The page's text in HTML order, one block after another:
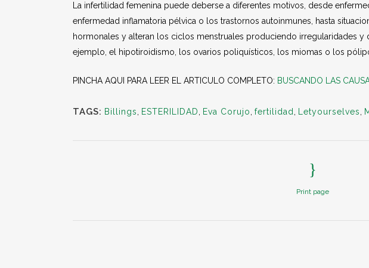
La infertilidad femenina puede deberse a diferentes motivos, desde
enfermedad inflamatoria pélvica o los trastornos autoinmunes, hasta
hormonales y alteran los ciclos menstruales produciendo irregularidades
ejemplo, el hipotiroidismo, los ovarios poliquísticos, los miomas o los
PINCHA AQUI PARA LEER EL ARTICULO COMPLETO: BUSCANDO LAS
TAGS: Billings ESTERILIDAD Eva Corujo fertilidad Letyourselves
Print page